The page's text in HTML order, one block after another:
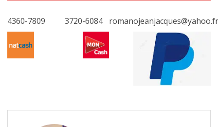
4360-7809 3720-6084 romanojeanjacques@yahoo.fr